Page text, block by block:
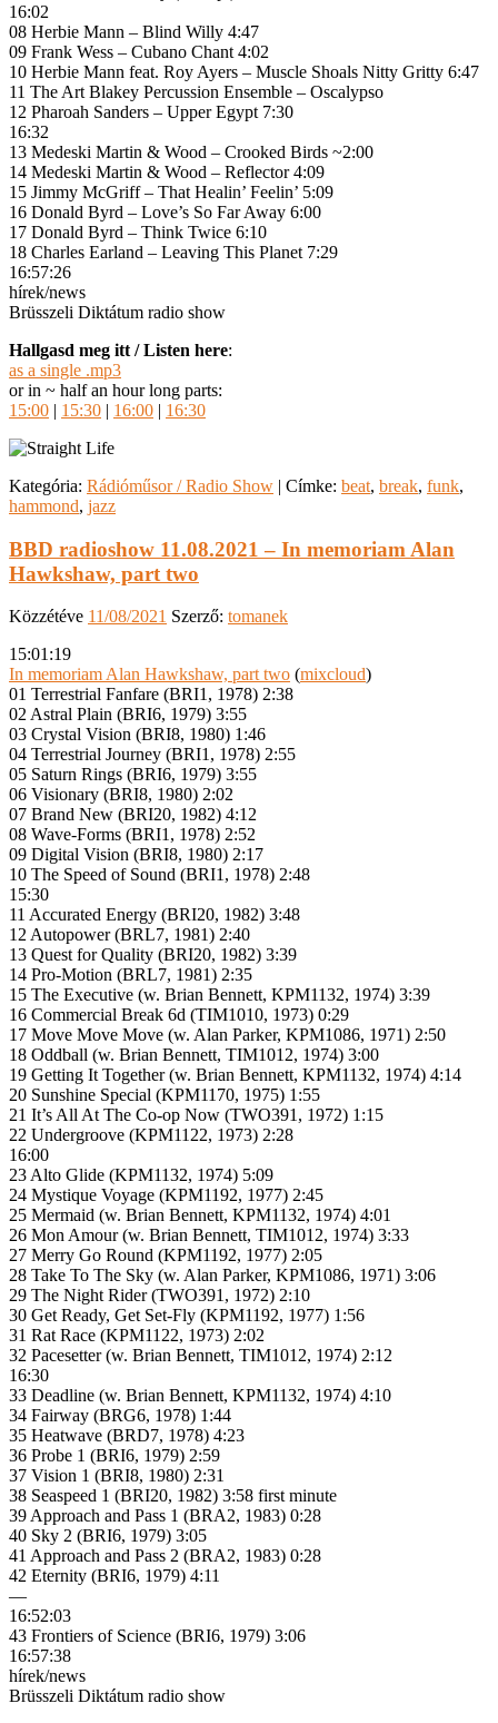
16:02
08 Herbie Mann – Blind Willy 4:47
09 Frank Wess – Cubano Chant 4:02
10 Herbie Mann feat. Roy Ayers – Muscle Shoals Nitty Gritty 6:47
11 The Art Blakey Percussion Ensemble – Oscalypso
12 Pharoah Sanders – Upper Egypt 7:30
16:32
13 Medeski Martin & Wood – Crooked Birds ~2:00
14 Medeski Martin & Wood – Reflector 4:09
15 Jimmy McGriff – That Healin’ Feelin’ 5:09
16 Donald Byrd – Love’s So Far Away 6:00
17 Donald Byrd – Think Twice 6:10
18 Charles Earland – Leaving This Planet 7:29
16:57:26
hírek/news
Brüsszeli Diktátum radio show
Hallgasd meg itt / Listen here:
as a single .mp3
or in ~ half an hour long parts:
15:00 | 15:30 | 16:00 | 16:30
Kategória: Rádióműsor / Radio Show | Címke: beat, break, funk,
hammond, jazz
BBD radioshow 11.08.2021 – In memoriam Alan
Hawkshaw, part two
Közzétéve 11/08/2021 Szerző: tomanek
15:01:19
In memoriam Alan Hawkshaw, part two (mixcloud)
01 Terrestrial Fanfare (BRI1, 1978) 2:38
02 Astral Plain (BRI6, 1979) 3:55
03 Crystal Vision (BRI8, 1980) 1:46
04 Terrestrial Journey (BRI1, 1978) 2:55
05 Saturn Rings (BRI6, 1979) 3:55
06 Visionary (BRI8, 1980) 2:02
07 Brand New (BRI20, 1982) 4:12
08 Wave-Forms (BRI1, 1978) 2:52
09 Digital Vision (BRI8, 1980) 2:17
10 The Speed of Sound (BRI1, 1978) 2:48
15:30
11 Accurated Energy (BRI20, 1982) 3:48
12 Autopower (BRL7, 1981) 2:40
13 Quest for Quality (BRI20, 1982) 3:39
14 Pro-Motion (BRL7, 1981) 2:35
15 The Executive (w. Brian Bennett, KPM1132, 1974) 3:39
16 Commercial Break 6d (TIM1010, 1973) 0:29
17 Move Move Move (w. Alan Parker, KPM1086, 1971) 2:50
18 Oddball (w. Brian Bennett, TIM1012, 1974) 3:00
19 Getting It Together (w. Brian Bennett, KPM1132, 1974) 4:14
20 Sunshine Special (KPM1170, 1975) 1:55
21 It’s All At The Co-op Now (TWO391, 1972) 1:15
22 Undergroove (KPM1122, 1973) 2:28
16:00
23 Alto Glide (KPM1132, 1974) 5:09
24 Mystique Voyage (KPM1192, 1977) 2:45
25 Mermaid (w. Brian Bennett, KPM1132, 1974) 4:01
26 Mon Amour (w. Brian Bennett, TIM1012, 1974) 3:33
27 Merry Go Round (KPM1192, 1977) 2:05
28 Take To The Sky (w. Alan Parker, KPM1086, 1971) 3:06
29 The Night Rider (TWO391, 1972) 2:10
30 Get Ready, Get Set-Fly (KPM1192, 1977) 1:56
31 Rat Race (KPM1122, 1973) 2:02
32 Pacesetter (w. Brian Bennett, TIM1012, 1974) 2:12
16:30
33 Deadline (w. Brian Bennett, KPM1132, 1974) 4:10
34 Fairway (BRG6, 1978) 1:44
35 Heatwave (BRD7, 1978) 4:23
36 Probe 1 (BRI6, 1979) 2:59
37 Vision 1 (BRI8, 1980) 2:31
38 Seaspeed 1 (BRI20, 1982) 3:58 first minute
39 Approach and Pass 1 (BRA2, 1983) 0:28
40 Sky 2 (BRI6, 1979) 3:05
41 Approach and Pass 2 (BRA2, 1983) 0:28
42 Eternity (BRI6, 1979) 4:11
—
16:52:03
43 Frontiers of Science (BRI6, 1979) 3:06
16:57:38
hírek/news
Brüsszeli Diktátum radio show